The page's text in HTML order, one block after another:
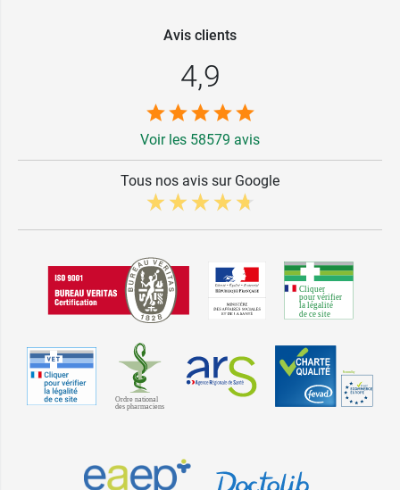
Avis clients
4,9
Voir les 58579 avis
Tous nos avis sur Google